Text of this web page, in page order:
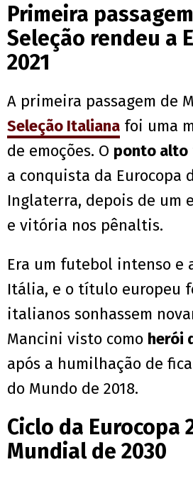
Primeira
Seleção rendeu a
2021
A primeira passagem de
Seleção Italiana foi uma
de emoções. O ponto alto
a conquista da Eurocopa
Inglaterra, depois de um
e vitória nos pênaltis.
Era um futebol intenso e
Itália, e o título europeu
italianos sonhassem
Mancini visto como herói
após a humilhação de
do Mundo de 2018.
Ciclo da Eurocopa
Mundial de 2030